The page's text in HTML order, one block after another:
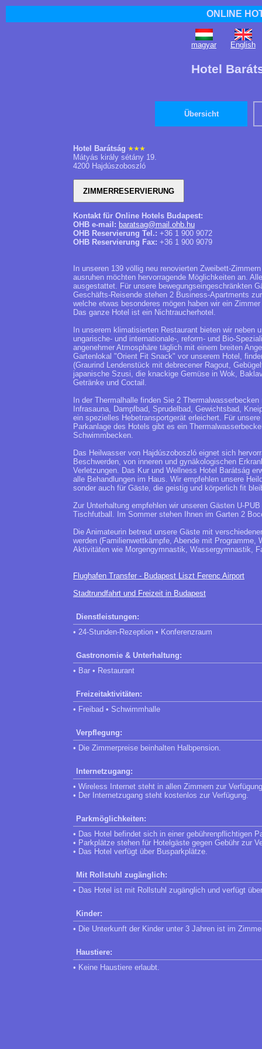
ONLINE
magyar English
Hotel
Übersicht
Hotel Barátság
Mátyás király sétány 19.
4200 Hajdúszoboszló
Kontakt für Online Hotels Budapest:
OHB e-mail: baratsag@mail.ohb.hu
OHB Reservierung Tel.: +36 1 900 9072
OHB Reservierung Fax: +36 1 900 9079
In unseren 139 völlig neu renovierten Zweibett-
ausruhen möchten hervorragende Möglichkeiten an.
ausgestattet. Für unsere bewegungseingeschränkten
Geschäfts-Reisende stehen 2 Business-Apartments
welche etwas besonderes mögen haben wir ein
Das ganze Hotel ist ein Nichtraucherhotel.
In unserem klimatisierten Restaurant bieten wir
ungarische- und internationale-, reform- und Bio-
angenehmer Atmosphäre täglich mit einem breiten
Gartenlokal "Orient Fit Snack" vor unserem Hotel,
(Graurind Lendenstück mit debrecener Ragout,
japanische Szusi, die knackige Gemüse in Wok,
Getränke und Coctail.
In der Thermalhalle finden Sie 2
Infrasauna, Dampfbad, Sprudelbad, Gewichtsbad,
ein spezielles Hebetransportgerät erleichert. Für
Parkanlage des Hotels gibt es ein
Schwimmbecken.
Das Heilwasser von Hajdúszoboszló eignet sich
Beschwerden, von inneren und gynäkologischen
Verletzungen. Das Kur und Wellness Hotel Barátság
alle Behandlungen im Haus. Wir empfehlen unsere
sonder auch für Gäste, die geistig und körperlich fit
Zur Unterhaltung empfehlen wir unseren Gästen U-
Tischfutball. Im Sommer stehen Ihnen im Garten 2
Die Animateurin betreut unsere Gäste mit
werden (Familienwettkämpfe, Abende mit
Aktivitäten wie Morgengymnastik, Wassergymnastik,
Flughafen Transfer - Budapest Liszt Ferenc Airport
Stadtrundfahrt und Freizeit in Budapest
Dienstleistungen:
• 24-Stunden-Rezeption • Konferenzraum
Gastronomie & Unterhaltung:
• Bar • Restaurant
Freizeitaktivitäten:
• Freibad • Schwimmhalle
Verpflegung:
• Die Zimmerpreise beinhalten Halbpension.
Internetzugang:
• Wireless Internet steht in allen Zimmern zur
• Der Internetzugang steht kostenlos zur Verfügung.
Parkmöglichkeiten:
• Das Hotel befindet sich in einer gebührenpflichtigen
• Parkplätze stehen für Hotelgäste gegen Gebühr zur
• Das Hotel verfügt über Busparkplätze.
Mit Rollstuhl zugänglich:
• Das Hotel ist mit Rollstuhl zugänglich und verfügt
Kinder:
• Die Unterkunft der Kinder unter 3 Jahren ist im
Haustiere:
• Keine Haustiere erlaubt.